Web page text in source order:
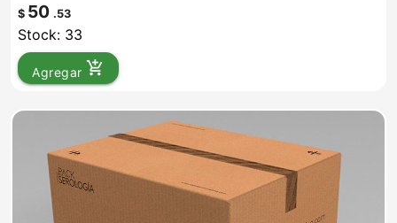
$ 50 .53
Stock: 33
Agregar add_shopping_cart